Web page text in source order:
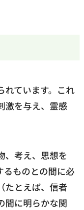
れています。これ
激を与え、霊感
、考え、思想を
るものとの間に必
たとえば、信者
間に明らかな関